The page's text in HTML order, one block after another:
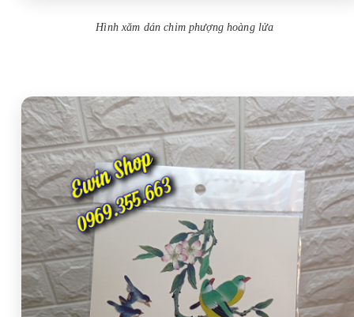
Hình xăm dán chim phượng hoàng lửa